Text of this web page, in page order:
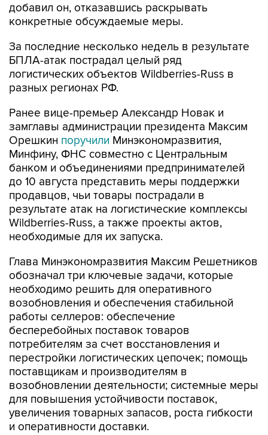
добавил он, отказавшись раскрывать
конкретные обсуждаемые меры.
За последние несколько недель в результате
БПЛА-атак пострадал целый ряд
логистических объектов Wildberries-Russ в
разных регионах РФ.
Ранее вице-премьер Александр Новак и
замглавы администрации президента Максим
Орешкин поручили Минэкономразвития,
Минфину, ФНС совместно с Центральным
банком и объединениями предпринимателей
до 10 августа представить меры поддержки
продавцов, чьи товары пострадали в
результате атак на логистические комплексы
Wildberries-Russ, а также проекты актов,
необходимые для их запуска.
Глава Минэкономразвития Максим Решетников
обозначал три ключевые задачи, которые
необходимо решить для оперативного
возобновления и обеспечения стабильной
работы селлеров: обеспечение
бесперебойных поставок товаров
потребителям за счет восстановления и
перестройки логистических цепочек; помощь
поставщикам и производителям в
возобновлении деятельности; системные меры
для повышения устойчивости поставок,
увеличения товарных запасов, роста гибкости
и оперативности доставки.